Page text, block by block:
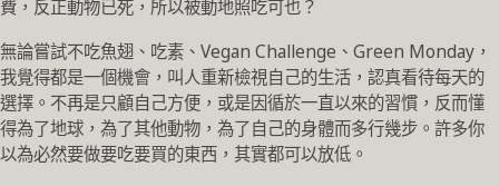
費，反正動物已死，所以被動地照吃可也？
無論嘗試不吃魚翅、吃素、Vegan Challenge、Green Monday，
我覺得都是一個機會，叫人重新檢視自己的生活，認真看待每天的
選擇。不再是只顧自己方便，或是因循於一直以來的習慣，反而懂
得為了地球，為了其他動物，為了自己的身體而多行幾步。許多你
以為必然要做要吃要買的東西，其實都可以放低。